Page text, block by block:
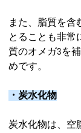
また、脂質を含
とることも非常
質のオメガ3を
めです。
・炭水化物
炭水化物は、空